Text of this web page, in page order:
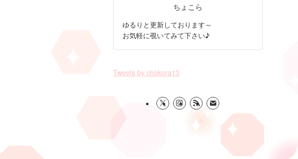
ちょこら
ゆるりと更新しております～
お気軽に覗いてみて下さい♪
Tweets by chokora13